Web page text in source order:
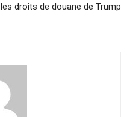
les droits de douane de Trump